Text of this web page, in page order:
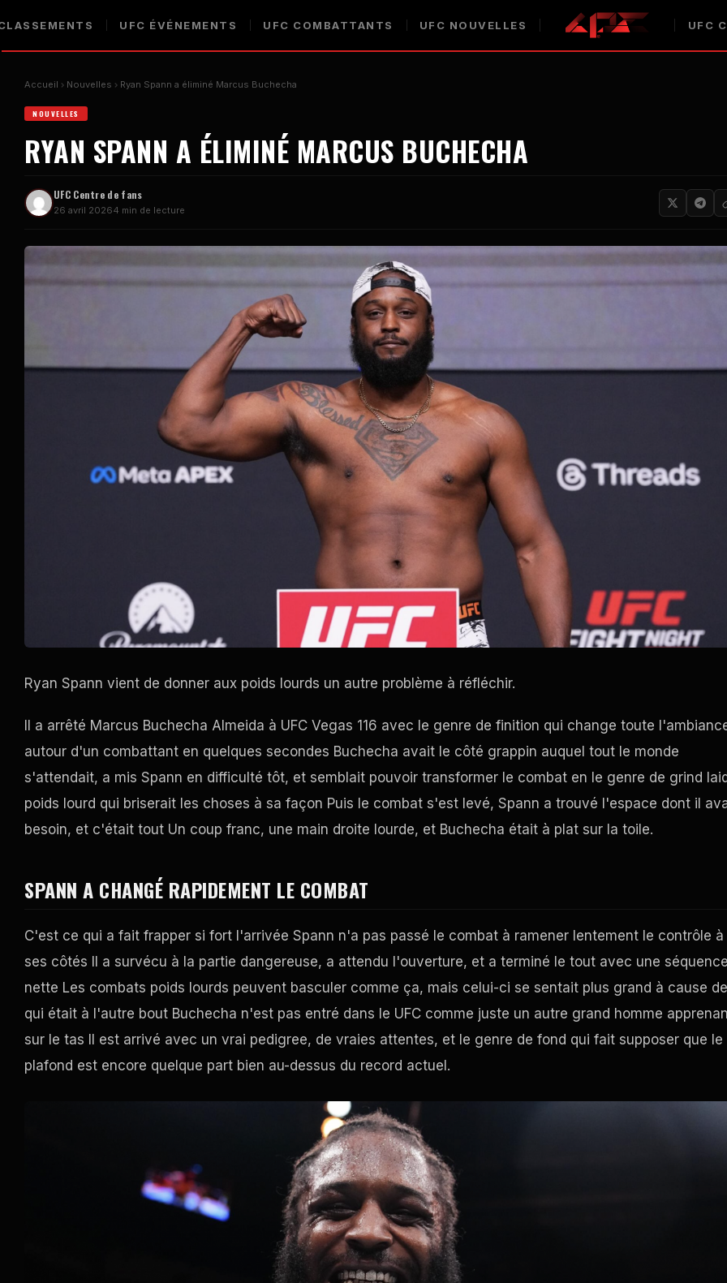
UFC ÉVÉNEMENTS UFC COMBATTANTS UFC NOUVELLES UFC
Accueil Nouvelles Ryan Spann a éliminé Marcus Buchecha
NOUVELLES
RYAN SPANN A ÉLIMINÉ MARCUS BUCHECHA
UFCCentre de fans
26 avril 20264 min de lecture
Ryan Spann vient de donner aux poids lourds un autre problème à réfléchir.
Il a arrêté Marcus Buchecha Almeida à UFC Vegas 116 avec le genre de finition qui change toute
autour d'un combattant en quelques secondes Buchecha avait le côté grappin auquel tout le monde
s'attendait, a mis Spann en difficulté tôt, et semblait pouvoir transformer le combat en le genre de grind laid
poids lourd qui briserait les choses à sa façon Puis le combat s'est levé, Spann a trouvé l'espace dont il
besoin, et c'était tout Un coup franc, une main droite lourde, et Buchecha était à plat sur la toile.
SPANN A CHANGÉ RAPIDEMENT LE COMBAT
C'est ce qui a fait frapper si fort l'arrivée Spann n'a pas passé le combat à ramener lentement le contrôle à
ses côtés Il a survécu à la partie dangereuse, a attendu l'ouverture, et a terminé le tout avec une séquence
nette Les combats poids lourds peuvent basculer comme ça, mais celui-ci se sentait plus grand à cause de
qui était à l'autre bout Buchecha n'est pas entré dans le UFC comme juste un autre grand homme
sur le tas Il est arrivé avec un vrai pedigree, de vraies attentes, et le genre de fond qui fait supposer que le
plafond est encore quelque part bien au-dessus du record actuel.